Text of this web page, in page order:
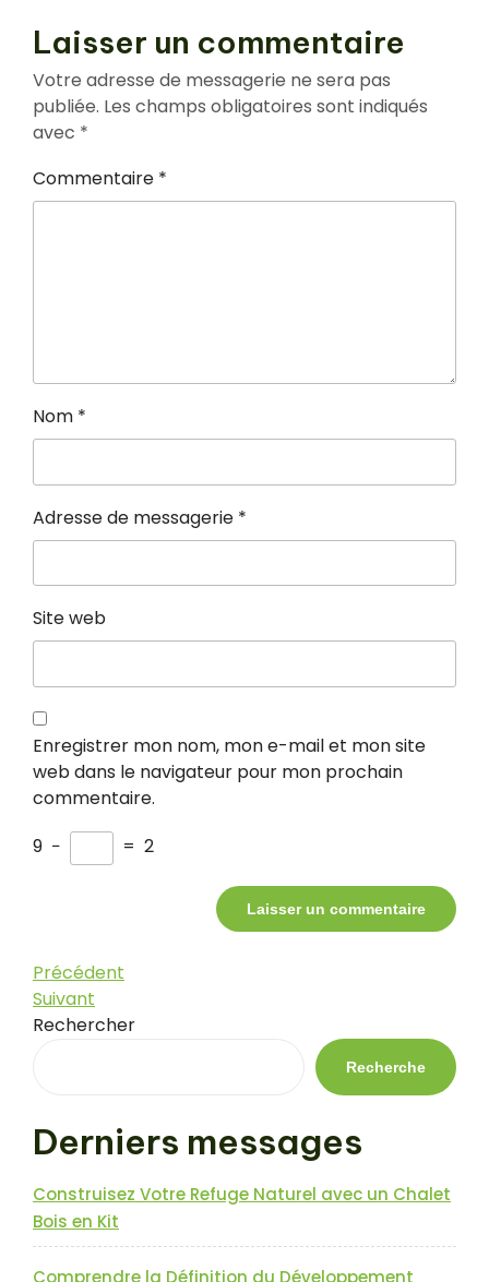
Laisser un commentaire
Votre adresse de messagerie ne sera pas
publiée. Les champs obligatoires sont indiqués
avec *
Commentaire *
Nom *
Adresse de messagerie *
Site web
Enregistrer mon nom, mon e-mail et mon site
web dans le navigateur pour mon prochain
commentaire.
9 − = 2
Navigation
de
l’article
Article
précédent
Précédent
Article
suivant
Suivant
Rechercher
Recherche
Derniers messages
Construisez Votre Refuge Naturel avec un Chalet
Bois en Kit
Comprendre la Définition du Développement